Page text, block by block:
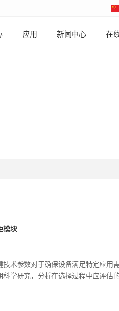
应用 新闻中心 在
模块
术参数对于确保设备满足特定应用
学研究，分析在选择过程中应评估的